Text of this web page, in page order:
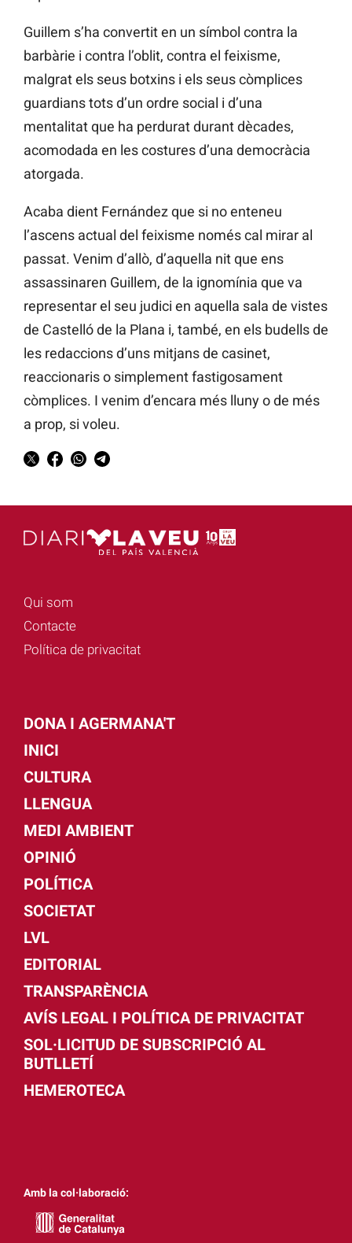
Guillem s’ha convertit en un símbol contra la
barbàrie i contra l’oblit, contra el feixisme,
malgrat els seus botxins i els seus còmplices
guardians tots d’un ordre social i d’una
mentalitat que ha perdurat durant dècades,
acomodada en les costures d’una democràcia
atorgada.
Acaba dient Fernández que si no enteneu
l’ascens actual del feixisme només cal mirar al
passat. Venim d’allò, d’aquella nit que ens
assassinaren Guillem, de la ignomínia que va
representar el seu judici en aquella sala de vistes
de Castelló de la Plana i, també, en els budells de
les redaccions d’uns mitjans de casinet,
reaccionaris o simplement fastigosament
còmplices. I venim d’encara més lluny o de més
a prop, si voleu.
Qui som
Contacte
Política de privacitat
DONA I AGERMANA'T
INICI
CULTURA
LLENGUA
MEDI AMBIENT
OPINIÓ
POLÍTICA
SOCIETAT
LVL
EDITORIAL
TRANSPARÈNCIA
AVÍS LEGAL I POLÍTICA DE PRIVACITAT
SOL·LICITUD DE SUBSCRIPCIÓ AL
BUTLLETÍ
HEMEROTECA
Amb la col·laboració: